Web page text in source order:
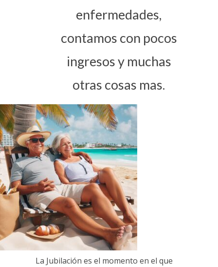
enfermedades,
contamos con pocos
ingresos y muchas
otras cosas mas.
La Jubilación es el momento en el que